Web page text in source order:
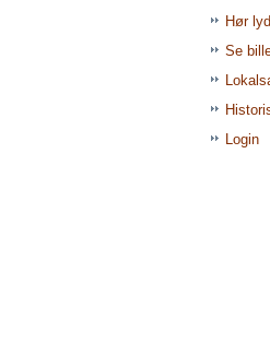
Hør lyd
Se
Login